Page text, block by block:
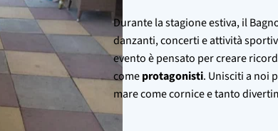
Durante la stagione estiva, il
danzanti, concerti e attività
evento è pensato per creare
comeprotagonisti. Unisciti a noi
mare come cornice e tanto